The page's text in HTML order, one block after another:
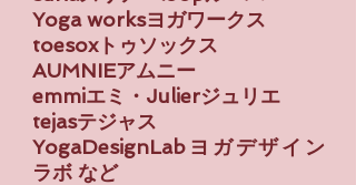
Yoga worksヨガワークス
toesoxトゥソックス
AUMNIEアムニー
emmiエミ・Julierジュリエ
tejasテジャス
YogaDesignLab ​ヨガデザイン
ラボ など